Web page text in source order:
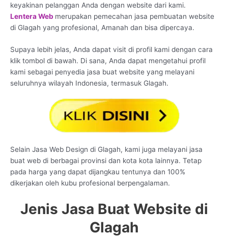
keyakinan pelanggan Anda dengan website dari kami.
Lentera Web merupakan pemecahan jasa pembuatan website
di Glagah yang profesional, Amanah dan bisa dipercaya.
Supaya lebih jelas, Anda dapat visit di profil kami dengan cara
klik tombol di bawah. Di sana, Anda dapat mengetahui profil
kami sebagai penyedia jasa buat website yang melayani
seluruhnya wilayah Indonesia, termasuk Glagah.
Selain Jasa Web Design di Glagah, kami juga melayani jasa
buat web di berbagai provinsi dan kota kota lainnya. Tetap
pada harga yang dapat dijangkau tentunya dan 100%
dikerjakan oleh kubu profesional berpengalaman.
Jenis Jasa Buat Website di
Glagah